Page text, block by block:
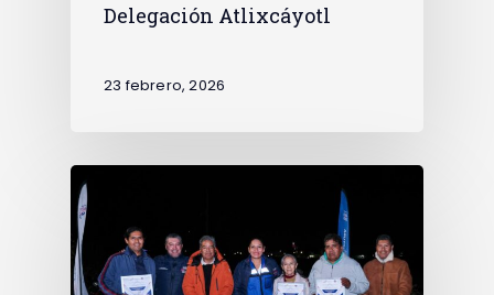
Delegación Atlixcáyotl
23 febrero, 2026